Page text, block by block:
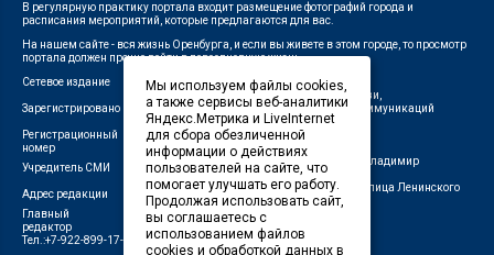
В регулярную практику портала входит размещение фотографий города и
расписания мероприятий, которые предлагаются для вас.
На нашем сайте - вся жизнь Оренбурга, и если вы живете в этом городе, то просмотр
портала должен прочно войти в повседневную жизнь.
Сетевое издание
"1743"
Зарегистрировано
Федеральной службой по надзору в сфере связи,
информационных технологий и массовых коммуникаций
(Роскомнадзор)
Регистрационный
номер
ЭЛ № ФС 77-75960 от 19.06.2019 г.
Учредитель СМИ
Индивидуальный предприниматель Савин Владимир
Валерьевич
Адрес редакции
462411, Оренбургская область, город Орск, улица Ленинского
Комсомола, д. 4-Б
Главный
редактор
Лещенко П.А.
Тел.:+7-922-899-17-43
Мы используем файлы cookies,
а также сервисы веб-аналитики
Яндекс.Метрика и LiveInternet
для сбора обезличенной
информации о действиях
пользователей на сайте, что
помогает улучшать его работу.
Продолжая использовать сайт,
вы соглашаетесь с
использованием файлов
cookies и обработкой данных в